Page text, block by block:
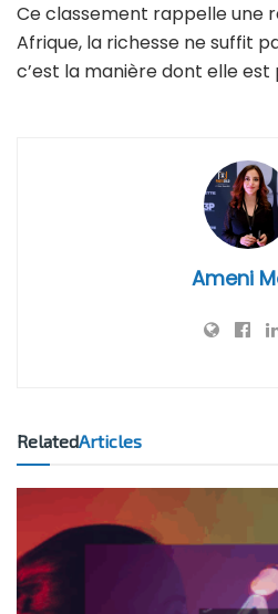
Ce classement rappelle une
Afrique, la richesse ne suffit
c’est la manière dont elle est
Ameni
RelatedArticles